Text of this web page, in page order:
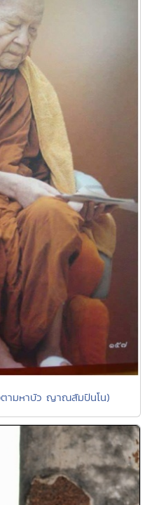
ามหาบัว ญาณสัมปันโน)